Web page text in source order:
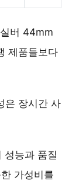
버 44mm
제품들보다
은 장시간 사
성능과 품질
가성비를